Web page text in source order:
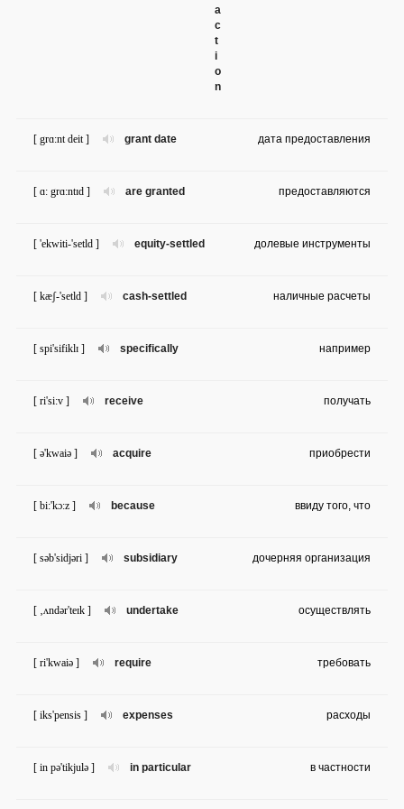
a
c
t
i
o
n
grant date
[ grɑ:nt deit ] дата предоставления
are granted
[ ɑ: grɑ:ntɪd ] предоставляются
equity-settled
[ 'ekwiti-'setld ] долевые инструменты
cash-settled
[ kæʃ-'setld ] наличные расчеты
specifically
[ spi'sifiklɪ ] например
receive
[ ri'si:v ] получать
acquire
[ ə'kwaiə ] приобрести
because
[ bi:'kɔ:z ] ввиду того, что
subsidiary
[ səb'sidjəri ] дочерняя организация
undertake
[ ‚ʌndər'teɪk ] осуществлять
require
[ ri'kwaiə ] требовать
expenses
[ iks'pensis ] расходы
in particular
[ in pə'tikjulə ] в частности